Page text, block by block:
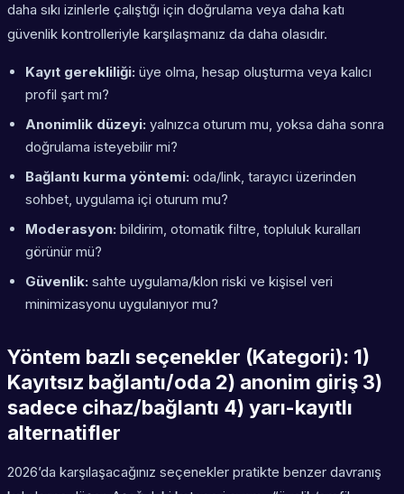
daha sıkı izinlerle çalıştığı için doğrulama veya daha katı
güvenlik kontrolleriyle karşılaşmanız da daha olasıdır.
Kayıt gerekliliği: üye olma, hesap oluşturma veya kalıcı
profil şart mı?
Anonimlik düzeyi: yalnızca oturum mu, yoksa daha sonra
doğrulama isteyebilir mi?
Bağlantı kurma yöntemi: oda/link, tarayıcı üzerinden
sohbet, uygulama içi oturum mu?
Moderasyon: bildirim, otomatik filtre, topluluk kuralları
görünür mü?
Güvenlik: sahte uygulama/klon riski ve kişisel veri
minimizasyonu uygulanıyor mu?
Yöntem bazlı seçenekler (Kategori): 1)
Kayıtsız bağlantı/oda 2) anonim giriş 3)
sadece cihaz/bağlantı 4) yarı-kayıtlı
alternatifler
2026’da karşılaşacağınız seçenekler pratikte benzer davranış